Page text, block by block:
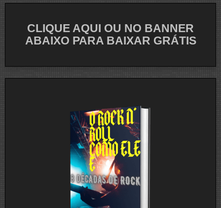
Rock
Das
Telonas
CLIQUE AQUI OU NO BANNER
ABAIXO PARA BAIXAR GRÁTIS